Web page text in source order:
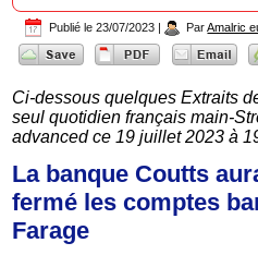
Publié le 23/07/2023 | Par Amalric
Ci-dessous quelques Extraits
seul quotidien français main-
advanced ce 19 juillet 2023 à
La banque Coutts
fermé les comptes
Farage